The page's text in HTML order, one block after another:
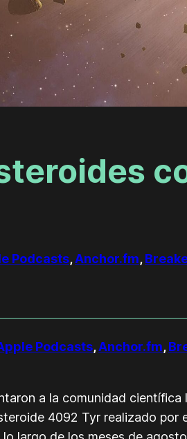
Podcasts,Anchor.fm,
Podcasts,Anchor.fm,
a la comunidad científica
4092 Tyr realizado por